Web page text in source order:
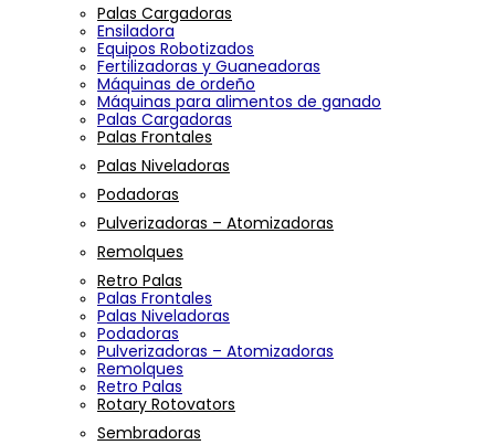
Palas Cargadoras
Ensiladora
Equipos Robotizados
Fertilizadoras y Guaneadoras
Máquinas de ordeño
Máquinas para alimentos de ganado
Palas Cargadoras
Palas Frontales
Palas Niveladoras
Podadoras
Pulverizadoras – Atomizadoras
Remolques
Retro Palas
Palas Frontales
Palas Niveladoras
Podadoras
Pulverizadoras – Atomizadoras
Remolques
Retro Palas
Rotary Rotovators
Sembradoras